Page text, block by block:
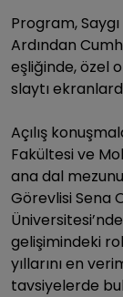
Program,
Ardından
eşliğinde, özel
slaytı
Açılış
Fakültesi ve
ana dal
Görevlisi Sena
gelişimindeki
yıllarını en
tavsiyelerde